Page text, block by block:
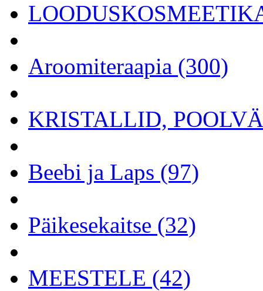
Aroomiteraapia (300)
KRISTALLID,
Beebi ja Laps (97)
Päikesekaitse (32)
MEESTELE (42)